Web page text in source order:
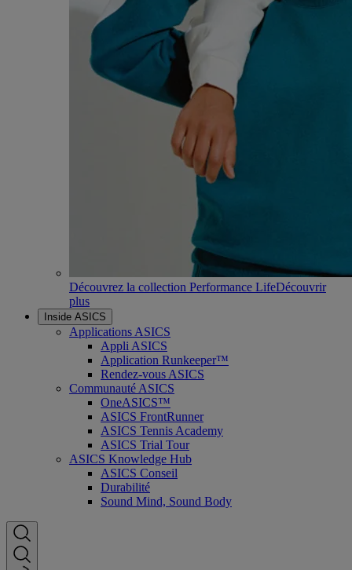
Découvrez la collection Performance LifeDécouvrir
plus
Inside ASICS
Applications ASICS
Appli ASICS
Application Runkeeper™
Rendez-vous ASICS
Communauté ASICS
OneASICS™
ASICS FrontRunner
ASICS Tennis Academy
ASICS Trial Tour
ASICS Knowledge Hub
ASICS Conseil
Durabilité
Sound Mind, Sound Body